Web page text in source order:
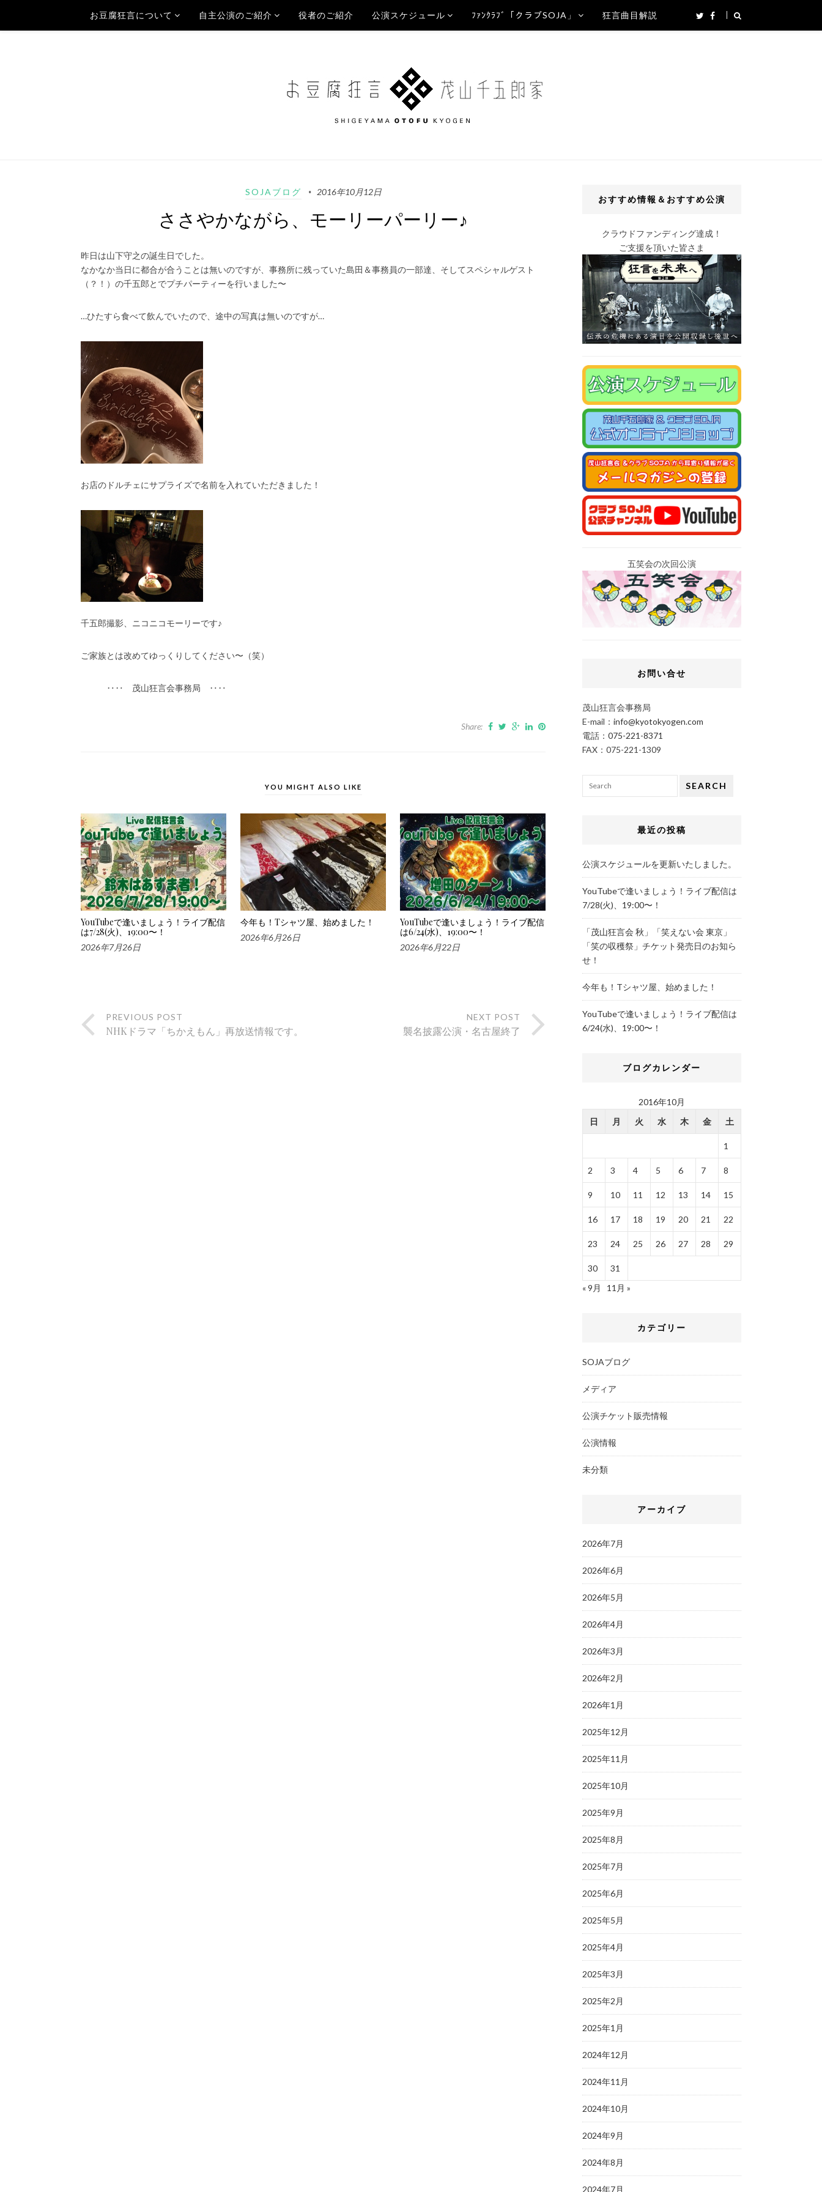
お豆腐狂言について 自主公演のご紹介 役者のご紹介 公演スケジュール ﾌｧﾝｸﾗﾌﾞ「クラブSOJA」 狂言曲目解説
SOJAブログ 2016年10月12日
ささやかながら、モーリーパーリー♪
昨日は山下守之の誕生日でした。
なかなか当日に都合が合うことは無いのですが、事務所に残っていた島田＆事務員の一部達、そしてスペシャルゲスト
（？！）の千五郎とでプチパーティーを行いました〜
…ひたすら食べて飲んでいたので、途中の写真は無いのですが…
お店のドルチェにサプライズで名前を入れていただきました！
千五郎撮影、ニコニコモーリーです♪
ご家族とは改めてゆっくりしてください〜（笑）
‥‥ 茂山狂言会事務局 ‥‥
Share:
YOU MIGHT ALSO LIKE
YouTubeで逢いましょう！ライブ配信
は7/28(火)、19:00〜！
2026年7月26日
今年も！Tシャツ屋、始めました！
2026年6月26日
YouTubeで逢いましょう！ライブ配信
は6/24(水)、19:00〜！
2026年6月22日
PREVIOUS POST
NHKドラマ「ちかえもん」再放送情報です。
NEXT POST
襲名披露公演・名古屋終了
おすすめ情報＆おすすめ公演
クラウドファンディング達成！
ご支援を頂いた皆さま
五笑会の次回公演
お問い合せ
茂山狂言会事務局
E-mail： info@kyotokyogen.com
電話： 075-221-8371
FAX：075-221-1309
SEARCH
最近の投稿
公演スケジュールを更新いたしました。
YouTubeで逢いましょう！ライブ配信は
7/28(火)、19:00〜！
「茂山狂言会 秋」「笑えない会 東京」
「笑の収穫祭」チケット発売日のお知ら
せ！
今年も！Tシャツ屋、始めました！
YouTubeで逢いましょう！ライブ配信は
6/24(水)、19:00〜！
ブログカレンダー
2016年10月
日
月 火 水 木 金 土
1
2 3 4 5 6 7 8
9 10 11 12 13 14 15
16 17 18 19 20 21 22
23 24 25 26 27 28 29
30
31
« 9月
11月 »
カテゴリー
SOJAブログ
メディア
公演チケット販売情報
公演情報
未分類
アーカイブ
2026年7月
2026年6月
2026年5月
2026年4月
2026年3月
2026年2月
2026年1月
2025年12月
2025年11月
2025年10月
2025年9月
2025年8月
2025年7月
2025年6月
2025年5月
2025年4月
2025年3月
2025年2月
2025年1月
2024年12月
2024年11月
2024年10月
2024年9月
2024年8月
2024年7月